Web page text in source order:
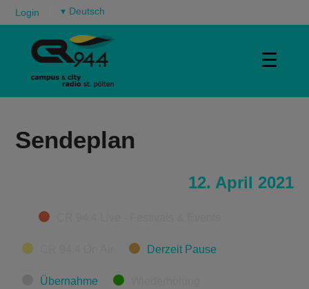
Login ▾
☰
Sendeplan
12. April 2021
Categories
Derzeit Pause
Übernahme